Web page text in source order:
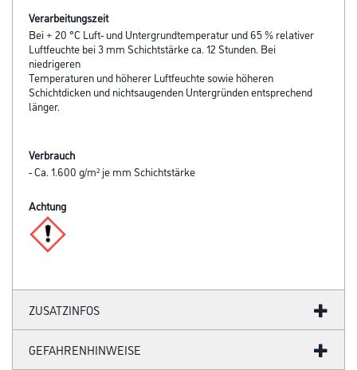
Verarbeitungszeit
Bei + 20 °C Luft- und Untergrundtemperatur und 65 % relativer
Luftfeuchte bei 3 mm Schichtstärke ca. 12 Stunden. Bei
niedrigeren
Temperaturen und höherer Luftfeuchte sowie höheren
Schichtdicken und nichtsaugenden Untergründen entsprechend
länger.
Verbrauch
- Ca. 1.600 g/m² je mm Schichtstärke
Achtung
ZUSATZINFOS
GEFAHRENHINWEISE